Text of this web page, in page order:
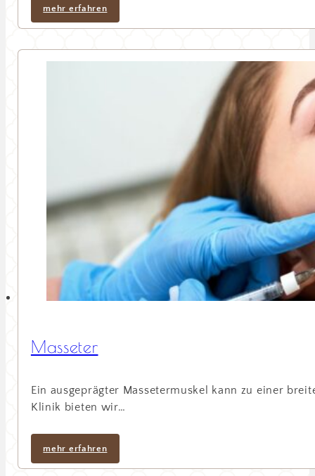
mehr erfahren
Masseter
Ein ausgeprägter Massetermuskel kann zu einer
Klinik bieten wir…
mehr erfahren